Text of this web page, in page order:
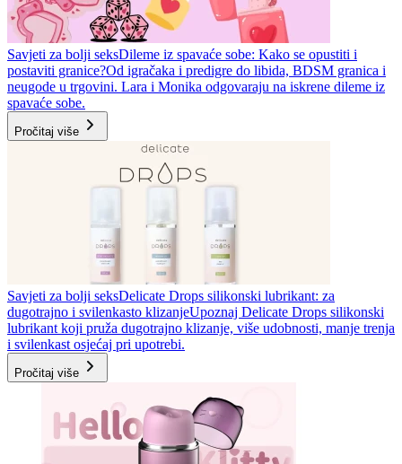
Savjeti za bolji seksDileme iz spavaće sobe: Kako se opustiti i
postaviti granice?Od igračaka i predigre do libida, BDSM granica i
neugode u trgovini. Lara i Monika odgovaraju na iskrene dileme iz
spavaće sobe.
Pročitaj više
Savjeti za bolji seksDelicate Drops silikonski lubrikant: za
dugotrajno i svilenkasto klizanjeUpoznaj Delicate Drops silikonski
lubrikant koji pruža dugotrajno klizanje, više udobnosti, manje trenja
i svilenkast osjećaj pri upotrebi.
Pročitaj više